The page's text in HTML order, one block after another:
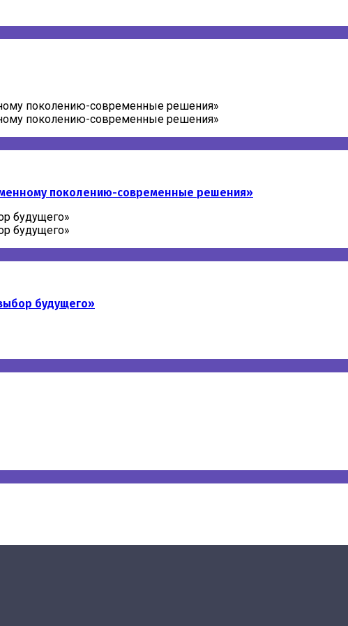
поколению-современные решения»
поколению-современные решения»
поколению-современные решения»
будущего»
будущего»
будущего»